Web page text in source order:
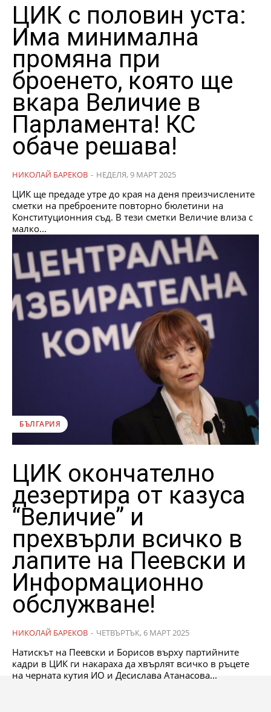
ЦИК с половин уста:
Има минимална
промяна при
броенето, която ще
вкара Величие в
Парламента! КС
обаче решава!
НИКОЛАЙ БАРЕКОВ - НЕДЕЛЯ, 9 МАРТ 2025
ЦИК ще предаде утре до края на деня преизчислените
сметки на преброените повторно бюлетини на
Конституционния съд. В тези сметки Величие влиза с
малко...
БЪЛГАРИЯ
ЦИК окончателно
дезертира от казуса
“Величие” и
прехвърли всичко в
лапите на Пеевски и
Информационно
обслужване!
НИКОЛАЙ БАРЕКОВ - ЧЕТВЪРТЪК, 6 МАРТ 2025
Натискът на Пеевски и Борисов върху партийните
кадри в ЦИК ги накараха да хвърлят всичко в ръцете
на черната кутия ИО и Десислава Атанасова...